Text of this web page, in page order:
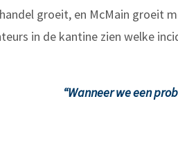
groeit, en McMain groeit
in de kantine zien welke
“Wanneer we een